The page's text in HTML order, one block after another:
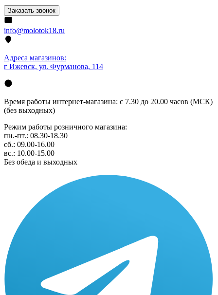
Заказать звонок
info@molotok18.ru
Адреса магазинов:
г Ижевск, ул. Фурманова, 114
Время работы интернет-магазина: с 7.30 до 20.00 часов (МСК)
(без выходных)
Режим работы розничного магазина:
пн.-пт.: 08.30-18.30
сб.: 09.00-16.00
вс.: 10.00-15.00
Без обеда и выходных